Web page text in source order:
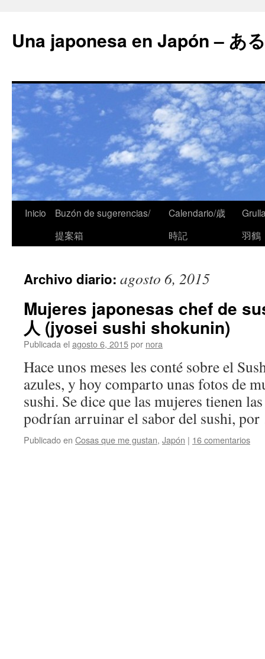
Una japonesa en Japón – あ
Inicio
Buzón de sugerencias/
提案箱
Calendario/歳
時記
羽鶴
Archivo diario: agosto 6, 2015
Mujeres japonesas chef de
人 (jyosei sushi shokunin)
Publicada el agosto 6, 2015por nora
Hace unos meses les conté sobre el
azules, y hoy comparto unas fotos de
sushi. Se dice que las mujeres tienen
podrían arruinar el sabor del sushi,
Publicado en Cosas que me gustan, Japón | 16 comentarios